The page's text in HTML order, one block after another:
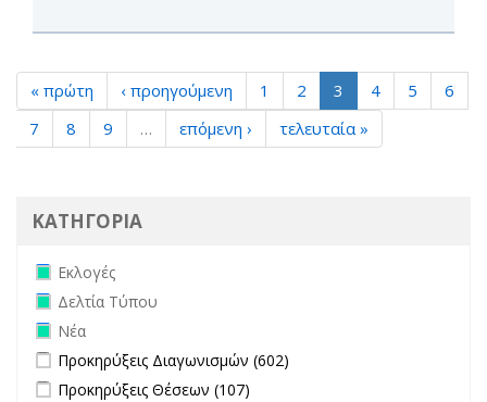
« πρώτη ‹ προηγούμενη 1 2 3 4 5
6
7
8 9 … επόμενη › τελευταία »
ΚΑΤΗΓΟΡΙΑ
Remove Εκλογές filter
Εκλογές
Remove Δελτία Τύπου filter
Δελτία Τύπου
Remove Νέα filter
Νέα
Apply Προκηρύξεις Διαγωνισμών filter
Προκηρύξεις Διαγωνισμών (602)
Apply Προκηρύξεις Θέσεων filter
Προκηρύξεις Θέσεων (107)